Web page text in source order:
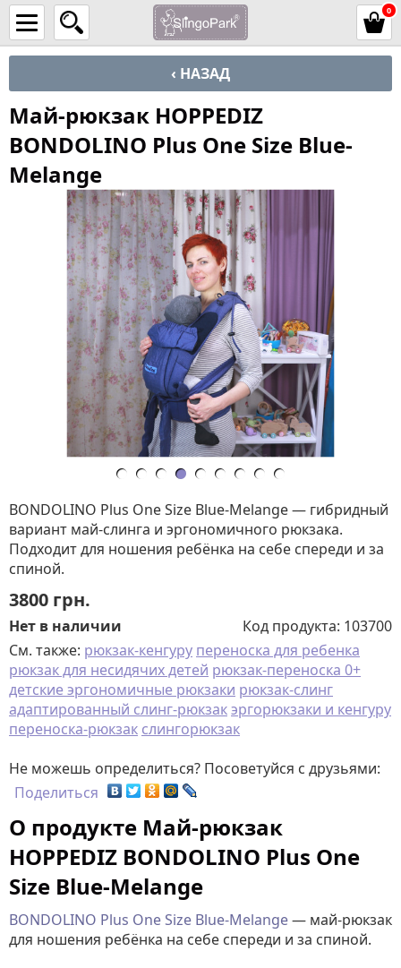
0
‹ НАЗАД
Май-рюкзак HOPPEDIZ
BONDOLINO Plus One Size Blue-
Melange
BONDOLINO Plus One Size Blue-Melange — гибридный
вариант май-слинга и эргономичного рюкзака.
Подходит для ношения ребёнка на себе спереди и за
спиной.
3800 грн.
Нет в наличии Код продукта: 103700
См. также: рюкзак-кенгуру переноска для ребенка
рюкзак для несидячих детей рюкзак-переноска 0+
детские эргономичные рюкзаки рюкзак-слинг
адаптированный слинг-рюкзакэргорюкзаки и кенгуру
переноска-рюкзак слингорюкзак
Не можешь определиться? Посоветуйся с друзьями:
Поделиться
О продукте Май-рюкзак
HOPPEDIZ BONDOLINO Plus One
Size Blue-Melange
BONDOLINO Plus One Size Blue-Melange— май-рюкзак
для ношения ребёнка на себе спереди и за спиной.